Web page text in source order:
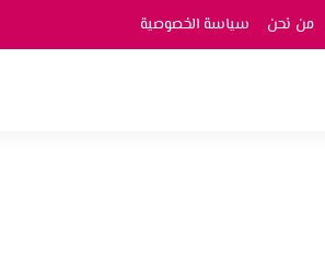
من نحن سياسة الخصوصية